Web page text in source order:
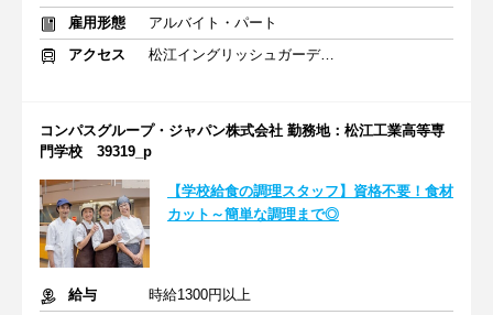
雇用形態
アルバイト・パート
アクセス
松江イングリッシュガーデン前駅 車10分
コンパスグループ・ジャパン株式会社 勤務地：松江工業高等専
門学校 39319_p
【学校給食の調理スタッフ】資格不要！食材
カット～簡単な調理まで◎
給与
時給1300円以上